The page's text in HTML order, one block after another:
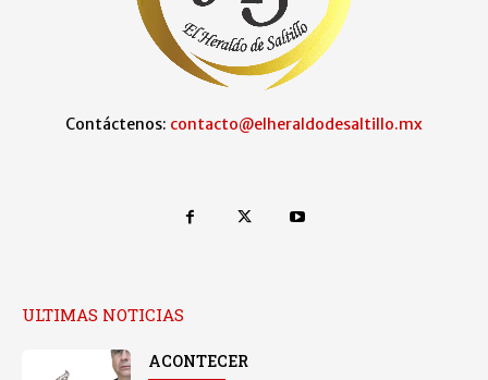
Contáctenos: contacto@elheraldodesaltillo.mx
ULTIMAS NOTICIAS
ACONTECER